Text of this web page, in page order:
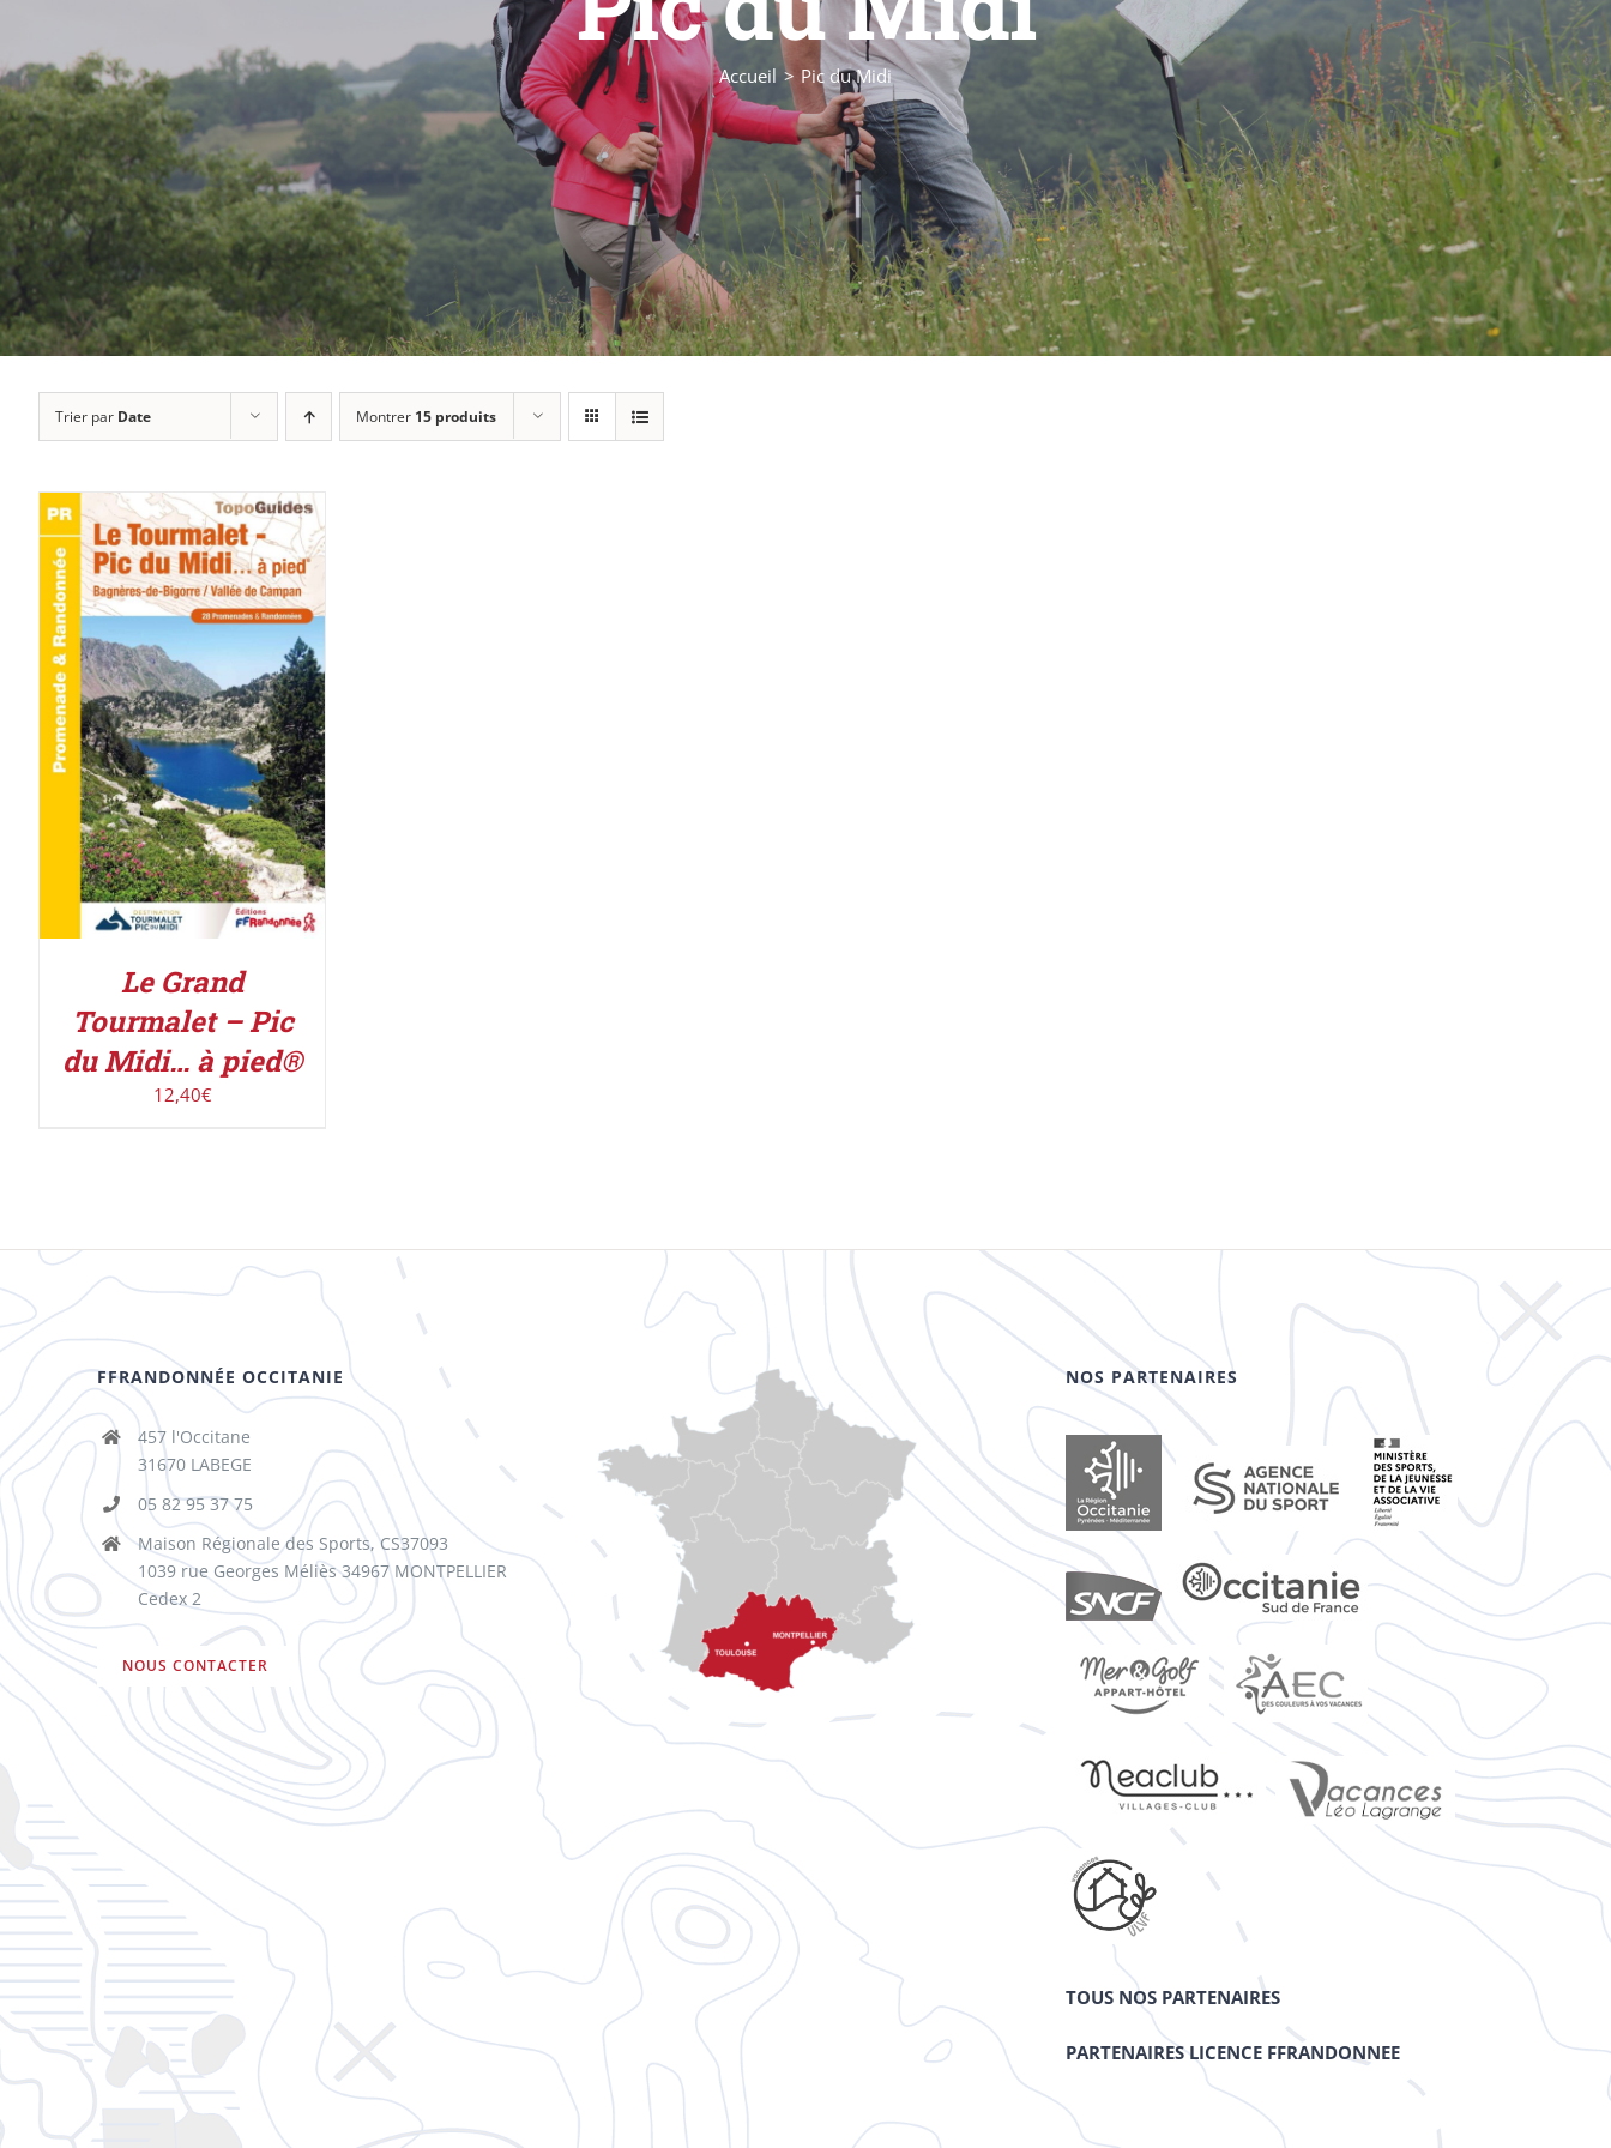
Accueil Pic du Midi
Trier par Date Montrer 15 produits
ACHETER LE PRODUIT
/
DÉTAILS
Le Grand
Tourmalet – Pic
du Midi… à pied®
12,40€
FFRANDONNÉE OCCITANIE
457 l'Occitane
31670 LABEGE
05 82 95 37 75
Maison Régionale des Sports, CS37093
1039 rue Georges Méliès 34967 MONTPELLIER
Cedex 2
NOUS CONTACTER
NOS PARTENAIRES
TOUS NOS PARTENAIRES
PARTENAIRES LICENCE FFRANDONNEE